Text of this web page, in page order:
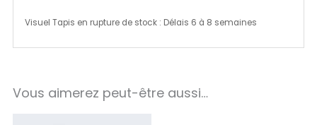
Visuel Tapis en rupture de stock : Délais 6 à 8 semaines
Vous aimerez peut-être aussi…